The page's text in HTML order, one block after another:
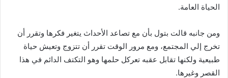
الحياة العامة.
ومن جانبه قالت بتول بأن مع تصاعد الأحداث يتغير فكرها وتقرر أن
تخرج إلي المجتمع، ومع مرور الوقت تقرر أن تتزوج وتعيش حياة
طبيعية ولكنها تقابل عقبه تعركل حلمها وهو التكتف الدائم في هذا
القصر وغيرها.